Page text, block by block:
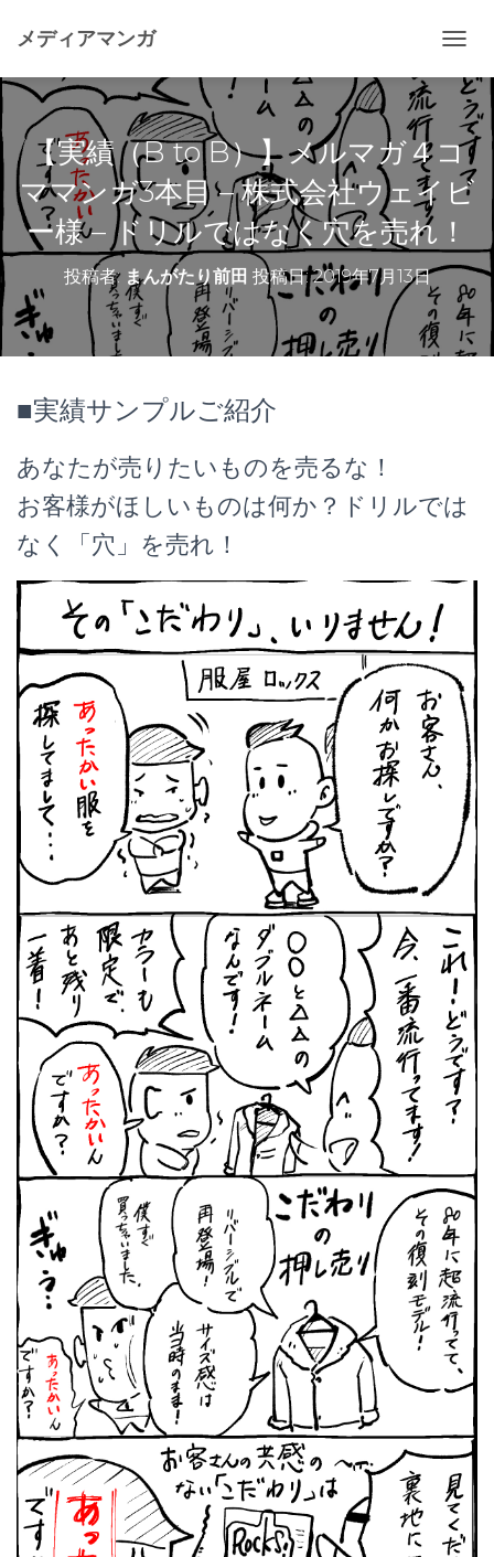
メディアマンガ
ビ
ゲ
ー
シ
ョ
ン
を
切
り
替
え
【実績（B to B）】メルマガ４コ
ママンガ3本目 – 株式会社ウェイビ
ー様 – ドリルではなく穴を売れ！
投稿者: まんがたり前田 投稿日:2019年7月13日
■実績サンプルご紹介
あなたが売りたいものを売るな！
お客様がほしいものは何か？ドリルでは
なく「穴」を売れ！